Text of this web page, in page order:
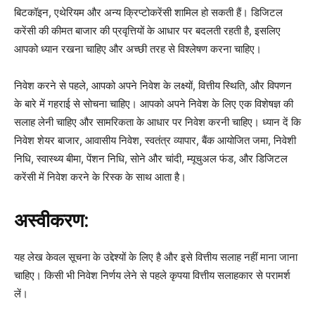
बिटकॉइन, एथेरियम और अन्य क्रिप्टोकरेंसी शामिल हो सकती हैं। डिजिटल
करेंसी की कीमत बाजार की प्रवृत्तियों के आधार पर बदलती रहती है, इसलिए
आपको ध्यान रखना चाहिए और अच्छी तरह से विश्लेषण करना चाहिए।
निवेश करने से पहले, आपको अपने निवेश के लक्ष्यों, वित्तीय स्थिति, और विपणन
के बारे में गहराई से सोचना चाहिए। आपको अपने निवेश के लिए एक विशेषज्ञ की
सलाह लेनी चाहिए और सामरिकता के आधार पर निवेश करनी चाहिए। ध्यान दें कि
निवेश शेयर बाजार, आवासीय निवेश, स्वतंत्र व्यापार, बैंक आयोजित जमा, निवेशी
निधि, स्वास्थ्य बीमा, पेंशन निधि, सोने और चांदी, म्यूचुअल फंड, और डिजिटल
करेंसी में निवेश करने के रिस्क के साथ आता है।
अस्वीकरण:
यह लेख केवल सूचना के उद्देश्यों के लिए है और इसे वित्तीय सलाह नहीं माना जाना
चाहिए। किसी भी निवेश निर्णय लेने से पहले कृपया वित्तीय सलाहकार से परामर्श
लें।